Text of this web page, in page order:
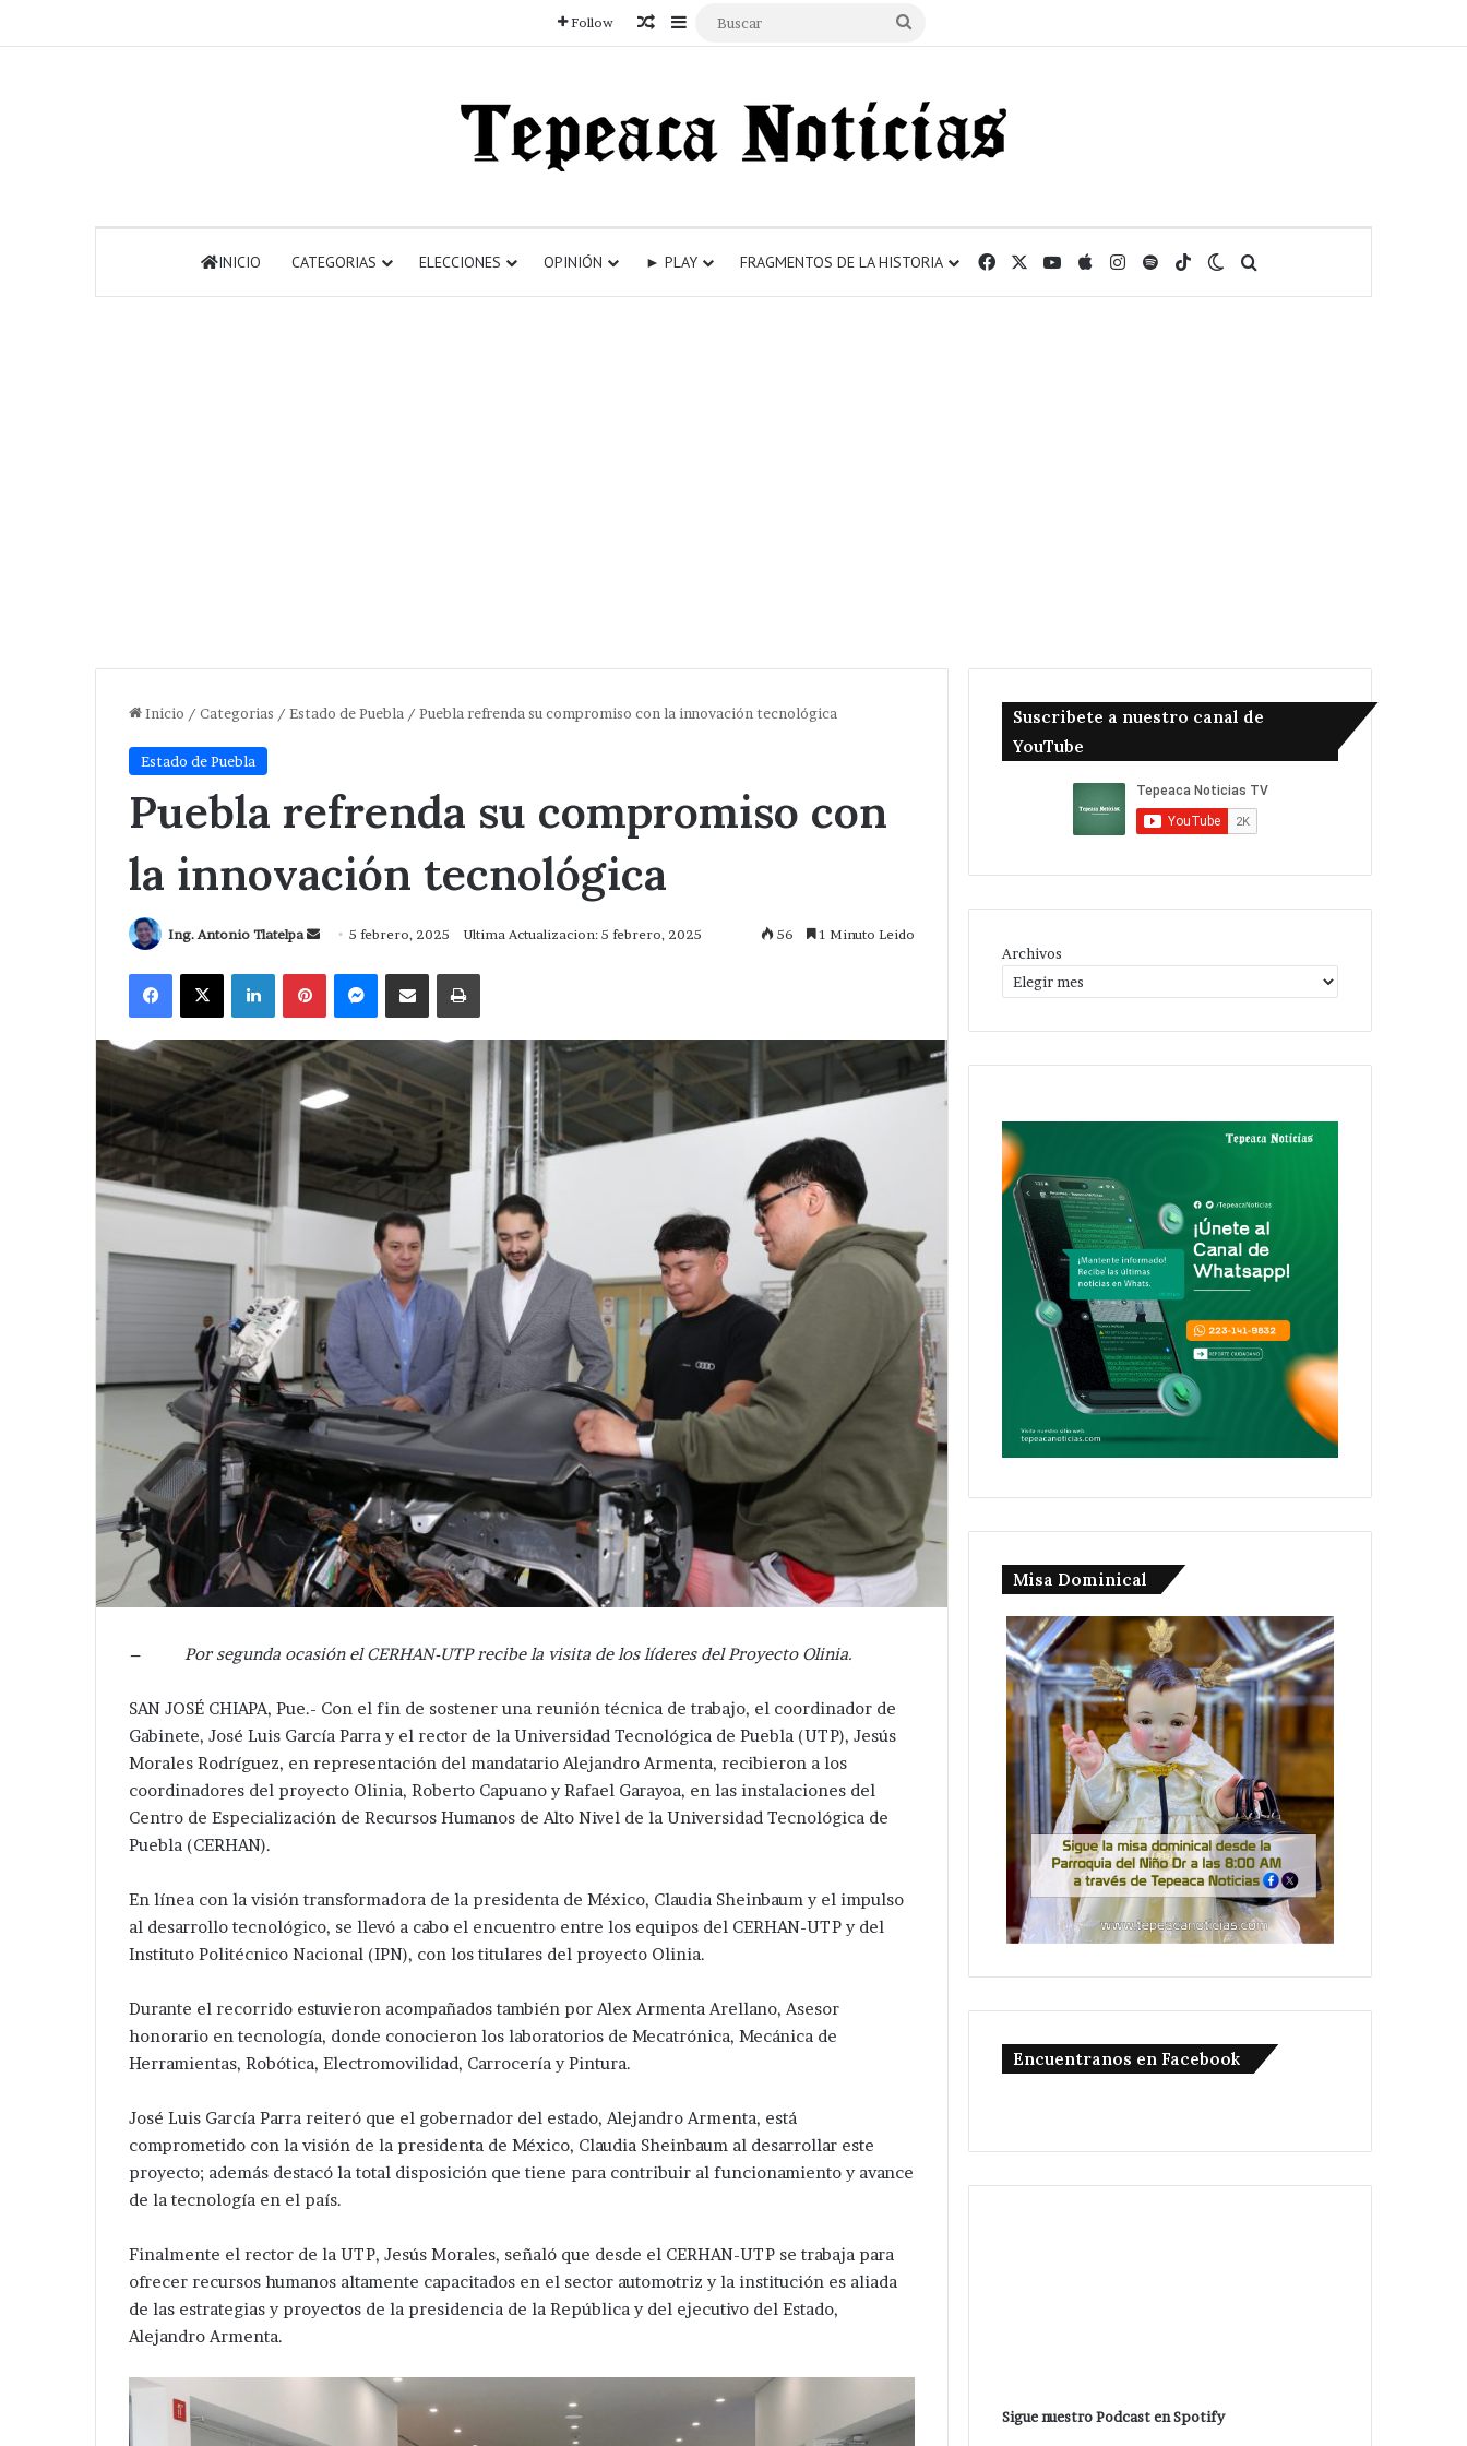
Follow Articulo aleatorio
Sidebar
INICIO CATEGORIAS ELECCIONES OPINIÓN ► PLAY FRAGMENTOS DE LA HISTORIA FacebookYouTube
AppleInstagram
SpotifyTikTokSwitch skin
Inicio / Categorias / Estado de Puebla / Puebla refrenda su compromiso con la innovación tecnológica
Estado de Puebla
Puebla refrenda su compromiso con
la innovación tecnológica
Ing. Antonio Tlatelpa
Send
email
5 febrero, 2025 Ultima Actualizacion: 5 febrero, 2025 56 1 Minuto Leido
Facebook
X LinkedInPinterestMessengerCompartir via CorreoImprimir
– Por segunda ocasión el CERHAN-UTP recibe la visita de los líderes del Proyecto Olinia.
SAN JOSÉ CHIAPA, Pue.- Con el fin de sostener una reunión técnica de trabajo, el coordinador de
Gabinete, José Luis García Parra y el rector de la Universidad Tecnológica de Puebla (UTP), Jesús
Morales Rodríguez, en representación del mandatario Alejandro Armenta, recibieron a los
coordinadores del proyecto Olinia, Roberto Capuano y Rafael Garayoa, en las instalaciones del
Centro de Especialización de Recursos Humanos de Alto Nivel de la Universidad Tecnológica de
Puebla (CERHAN).
En línea con la visión transformadora de la presidenta de México, Claudia Sheinbaum y el impulso
al desarrollo tecnológico, se llevó a cabo el encuentro entre los equipos del CERHAN-UTP y del
Instituto Politécnico Nacional (IPN), con los titulares del proyecto Olinia.
Durante el recorrido estuvieron acompañados también por Alex Armenta Arellano, Asesor
honorario en tecnología, donde conocieron los laboratorios de Mecatrónica, Mecánica de
Herramientas, Robótica, Electromovilidad, Carrocería y Pintura.
José Luis García Parra reiteró que el gobernador del estado, Alejandro Armenta, está
comprometido con la visión de la presidenta de México, Claudia Sheinbaum al desarrollar este
proyecto; además destacó la total disposición que tiene para contribuir al funcionamiento y avance
de la tecnología en el país.
Finalmente el rector de la UTP, Jesús Morales, señaló que desde el CERHAN-UTP se trabaja para
ofrecer recursos humanos altamente capacitados en el sector automotriz y la institución es aliada
de las estrategias y proyectos de la presidencia de la República y del ejecutivo del Estado,
Alejandro Armenta.
Suscribete a nuestro canal de
YouTube
Archivos
Misa Dominical
Encuentranos en Facebook
Sigue nuestro Podcast en Spotify